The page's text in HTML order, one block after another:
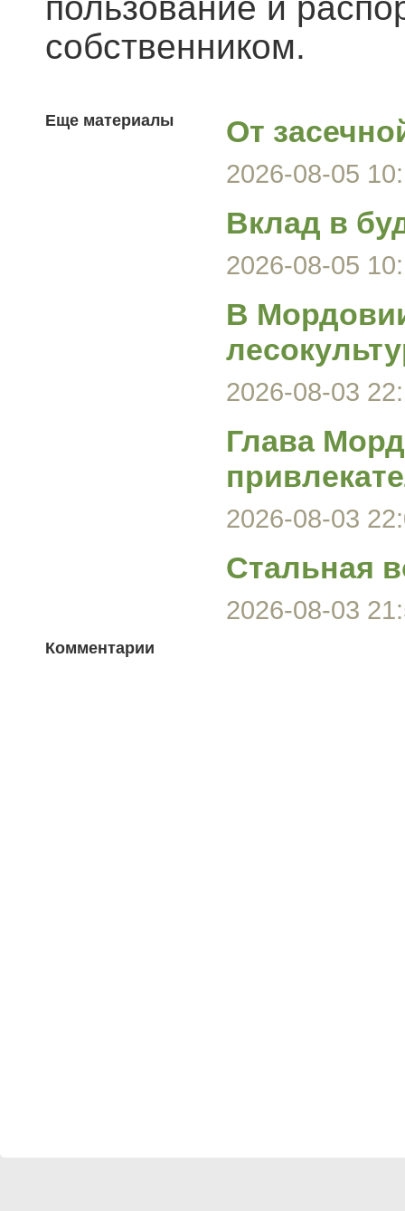
собственником.
Еще материалы От
2026-08-05
Вклад в
2026-08-05
В
2026-08-03
Глава
2026-08-03
Стальная
2026-08-03
Комментарии